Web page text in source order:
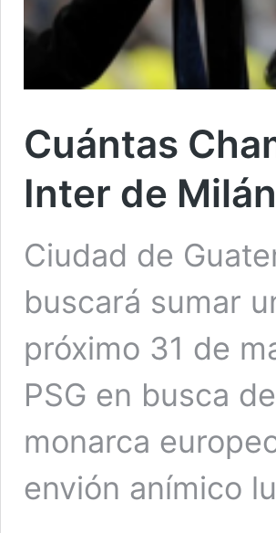
Cuántas
Inter de Milán
Ciudad de
buscará sumar
próximo 31 de
PSG en busca
monarca
envión anímico